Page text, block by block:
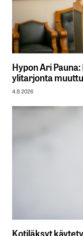
Hypon Ari
ylitarjonta
4.8.2026
Kotiläksyt